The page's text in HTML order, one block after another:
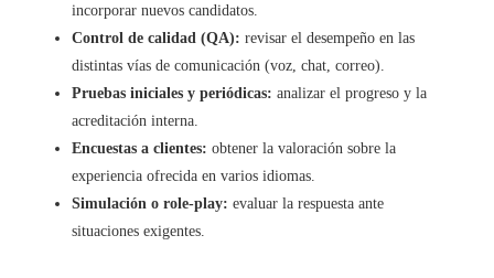
incorporar nuevos candidatos.
Control de calidad (QA): revisar el desempeño en las
distintas vías de comunicación (voz, chat, correo).
Pruebas iniciales y periódicas: analizar el progreso y la
acreditación interna.
Encuestas a clientes: obtener la valoración sobre la
experiencia ofrecida en varios idiomas.
Simulación o role-play: evaluar la respuesta ante
situaciones exigentes.